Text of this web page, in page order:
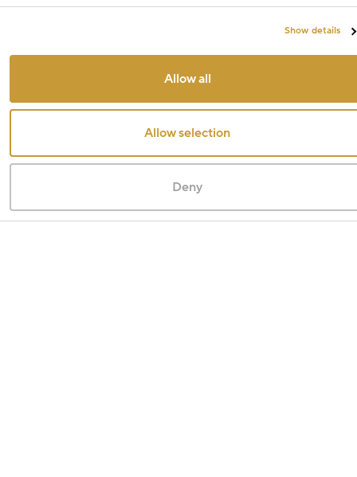
Show details
Allow all
Allow selection
Deny